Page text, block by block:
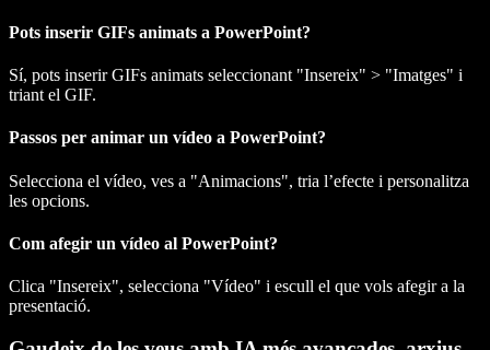
Pots inserir GIFs animats a PowerPoint?
Sí, pots inserir GIFs animats seleccionant "Insereix" > "Imatges" i
triant el GIF.
Passos per animar un vídeo a PowerPoint?
Selecciona el vídeo, ves a "Animacions", tria l’efecte i personalitza
les opcions.
Com afegir un vídeo al PowerPoint?
Clica "Insereix", selecciona "Vídeo" i escull el que vols afegir a la
presentació.